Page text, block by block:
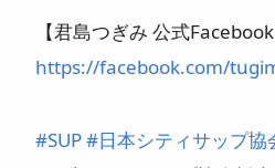
【君島つぎみ 公式Facebook
https://facebook.com/
#SUP#日本シティサップ協